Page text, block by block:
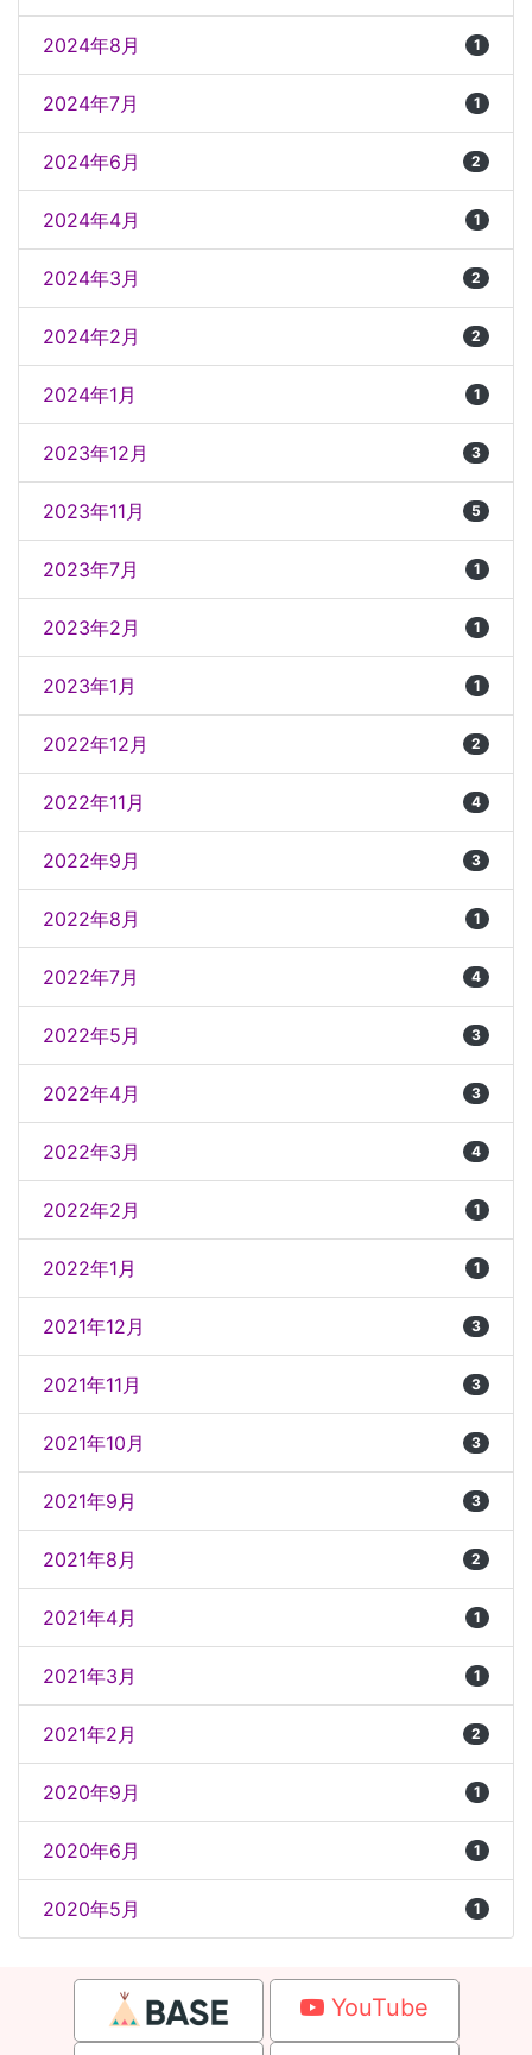
2024年8月 1
2024年7月 1
2024年6月 2
2024年4月 1
2024年3月 2
2024年2月 2
2024年1月 1
2023年12月 3
2023年11月 5
2023年7月 1
2023年2月 1
2023年1月 1
2022年12月 2
2022年11月 4
2022年9月 3
2022年8月 1
2022年7月 4
2022年5月 3
2022年4月 3
2022年3月 4
2022年2月 1
2022年1月 1
2021年12月 3
2021年11月 3
2021年10月 3
2021年9月 3
2021年8月 2
2021年4月 1
2021年3月 1
2021年2月 2
2020年9月 1
2020年6月 1
2020年5月 1
YouTube